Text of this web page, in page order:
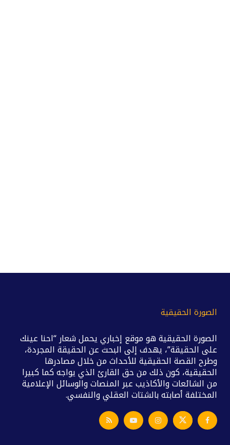
الصورة الحقيقية
الصورة الحقيقية هو موقع إخباري يحمل شعار “احنا عينك
على الحقيقة”، يهدف إلى البحث عن الحقيقة المجردة،
وطرح القصة الحقيقية للأحداث من خلال مصادرها
الحقيقية، كون ذلك من حق القارئ الذي يواجه كما كبيرا
من الشائعات والأكاذيب عبر المنصات والوسائل الإعلامية
المختلفة أصابته بالشتات العقلي والنفسي.